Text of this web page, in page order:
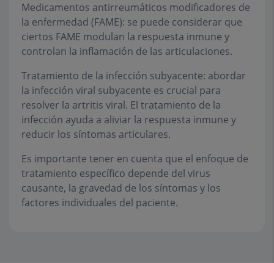
Medicamentos antirreumáticos modificadores de
la enfermedad (FAME): se puede considerar que
ciertos FAME modulan la respuesta inmune y
controlan la inflamación de las articulaciones.
Tratamiento de la infección subyacente: abordar
la infección viral subyacente es crucial para
resolver la artritis viral. El tratamiento de la
infección ayuda a aliviar la respuesta inmune y
reducir los síntomas articulares.
Es importante tener en cuenta que el enfoque de
tratamiento específico depende del virus
causante, la gravedad de los síntomas y los
factores individuales del paciente.